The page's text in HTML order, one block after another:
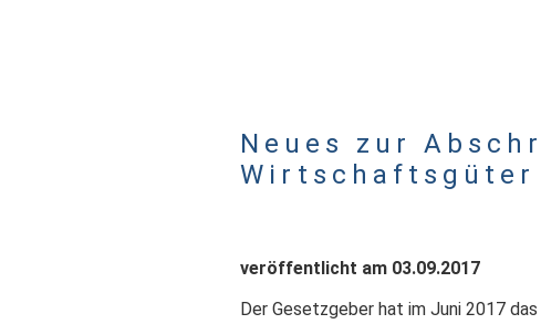
Neues zur
Wirtschaftsgüter
veröffentlicht am 03.09.2017
Der Gesetzgeber hat im Juni 2017